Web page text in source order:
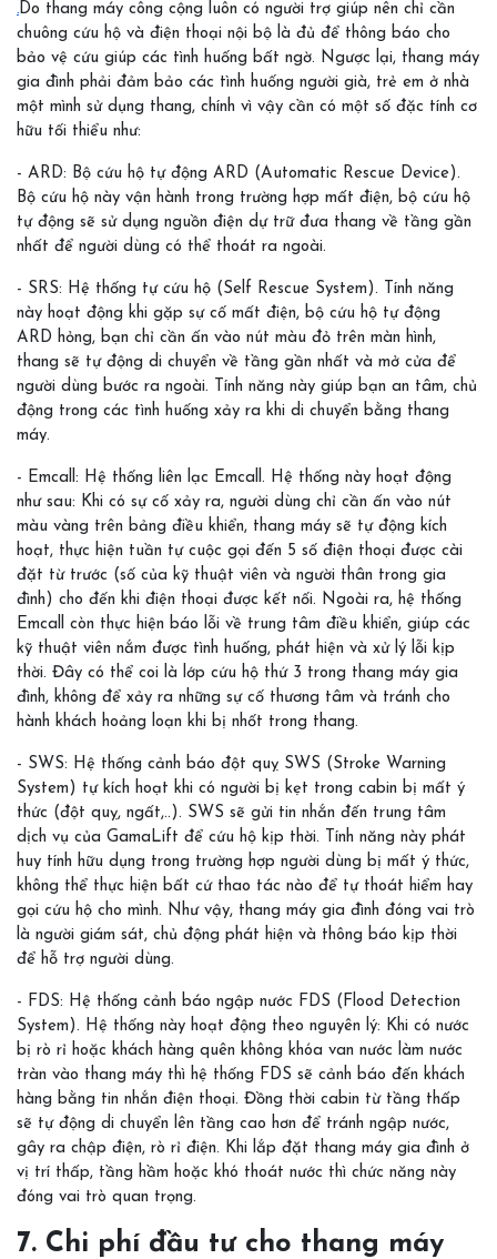
.Do thang máy công cộng luôn có người trợ giúp nên chỉ cần
chuông cứu hộ và điện thoại nội bộ là đủ để thông báo cho
bảo vệ cứu giúp các tình huống bất ngờ. Ngược lại, thang máy
gia đình phải đảm bảo các tình huống người già, trẻ em ở nhà
một mình sử dụng thang, chính vì vậy cần có một số đặc tính cơ
hữu tối thiểu như:
- ARD: Bộ cứu hộ tự động ARD (Automatic Rescue Device).
Bộ cứu hộ này vận hành trong trường hợp mất điện, bộ cứu hộ
tự động sẽ sử dụng nguồn điện dự trữ đưa thang về tầng gần
nhất để người dùng có thể thoát ra ngoài.
- SRS: Hệ thống tự cứu hộ (Self Rescue System). Tính năng
này hoạt động khi gặp sự cố mất điện, bộ cứu hộ tự động
ARD hỏng, bạn chỉ cần ấn vào nút màu đỏ trên màn hình,
thang sẽ tự động di chuyển về tầng gần nhất và mở cửa để
người dùng bước ra ngoài. Tính năng này giúp bạn an tâm, chủ
động trong các tình huống xảy ra khi di chuyển bằng thang
máy.
- Emcall: Hệ thống liên lạc Emcall. Hệ thống này hoạt động
như sau: Khi có sự cố xảy ra, người dùng chỉ cần ấn vào nút
màu vàng trên bảng điều khiển, thang máy sẽ tự động kích
hoạt, thực hiện tuần tự cuộc gọi đến 5 số điện thoại được cài
đặt từ trước (số của kỹ thuật viên và người thân trong gia
đình) cho đến khi điện thoại được kết nối. Ngoài ra, hệ thống
Emcall còn thực hiện báo lỗi về trung tâm điều khiển, giúp các
kỹ thuật viên nắm được tình huống, phát hiện và xử lý lỗi kịp
thời. Đây có thể coi là lớp cứu hộ thứ 3 trong thang máy gia
đình, không để xảy ra những sự cố thương tâm và tránh cho
hành khách hoảng loạn khi bị nhốt trong thang.
- SWS: Hệ thống cảnh báo đột quỵ SWS (Stroke Warning
System) tự kích hoạt khi có người bị kẹt trong cabin bị mất ý
thức (đột quỵ, ngất,..). SWS sẽ gửi tin nhắn đến trung tâm
dịch vụ của GamaLift để cứu hộ kịp thời. Tính năng này phát
huy tính hữu dụng trong trường hợp người dùng bị mất ý thức,
không thể thực hiện bất cứ thao tác nào để tự thoát hiểm hay
gọi cứu hộ cho mình. Như vậy, thang máy gia đình đóng vai trò
là người giám sát, chủ động phát hiện và thông báo kịp thời
để hỗ trợ người dùng.
- FDS: Hệ thống cảnh báo ngập nước FDS (Flood Detection
System). Hệ thống này hoạt động theo nguyên lý: Khi có nước
bị rò rỉ hoặc khách hàng quên không khóa van nước làm nước
tràn vào thang máy thì hệ thống FDS sẽ cảnh báo đến khách
hàng bằng tin nhắn điện thoại. Đồng thời cabin từ tầng thấp
sẽ tự động di chuyển lên tầng cao hơn để tránh ngập nước,
gây ra chập điện, rò rỉ điện. Khi lắp đặt thang máy gia đình ở
vị trí thấp, tầng hầm hoặc khó thoát nước thì chức năng này
đóng vai trò quan trọng.
7. Chi phí đầu tư cho thang máy